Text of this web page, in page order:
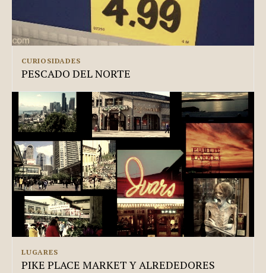
CURIOSIDADES
PESCADO DEL NORTE
LUGARES
PIKE PLACE MARKET Y ALREDEDORES